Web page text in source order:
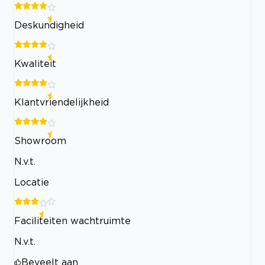
Deskundigheid
Kwaliteit
Klantvriendelijkheid
Showroom
N.v.t.
Locatie
Faciliteiten wachtruimte
N.v.t.
Beveelt aan